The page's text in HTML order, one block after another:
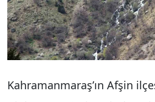
Kahramanmaraş’ın Afşin